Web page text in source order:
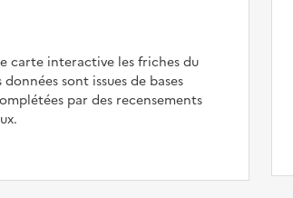
carte interactive les friches du
sont issues de bases
par des recensements